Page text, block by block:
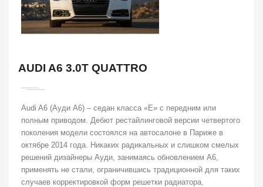
AUDI A6 3.0T QUATTRO
Audi A6 (Ауди А6) – седан класса «E» с передним или
полным приводом. Дебют рестайлинговой версии четвертого
поколения модели состоялся на автосалоне в Париже в
октябре 2014 года. Никаких радикальных и слишком смелых
решений дизайнеры Ауди, занимаясь обновлением А6,
применять не стали, ограничившись традиционной для таких
случаев корректировкой форм решетки радиатора,